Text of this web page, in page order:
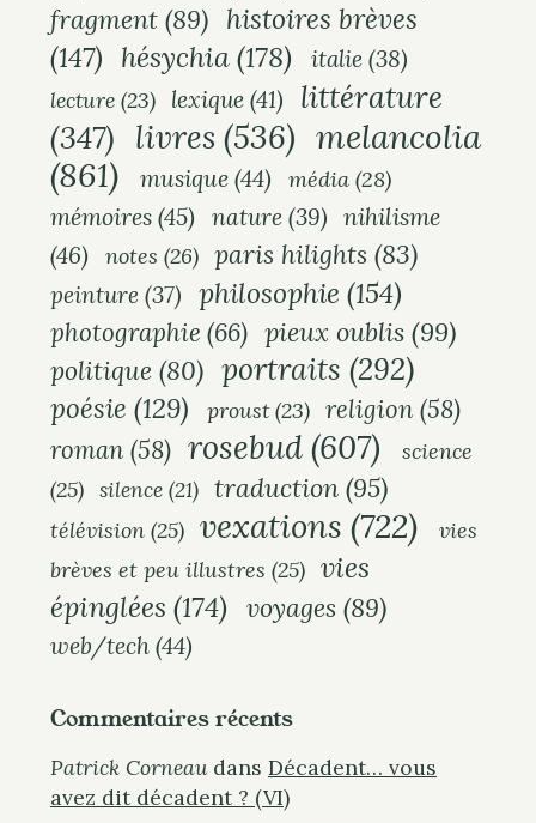
fragment (89) histoires brèves
(147) hésychia (178) italie (38)
lecture (23) lexique(41)
littérature
(347) livres (536) melancolia
(861)
musique (44) média(28)
mémoires (45) nature(39) nihilisme
(46)
notes (26) paris hilights (83)
peinture (37) philosophie (154)
photographie (66) pieux oublis (99)
politique (80) portraits (292)
poésie (129) proust(23) religion (58)
roman (58) rosebud (607)
science
(25) silence(21) traduction(95)
télévision (25) vexations (722)
vies
brèves et peu illustres (25) vies
épinglées (174) voyages (89)
web/tech (44)
Commentaires récents
Patrick Corneaudans Décadent… vous
avez dit décadent ? (VI)